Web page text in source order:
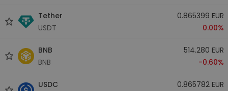
Tether
USDT
0.865399 EUR
0.00%
BNB
BNB
514.280 EUR
-0.60%
USDC
0.865782 EUR